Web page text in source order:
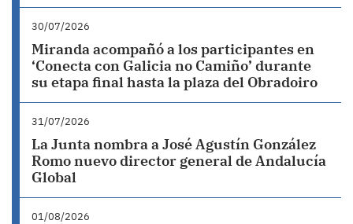
30/07/2026
Miranda acompañó a los participantes en
‘Conecta con Galicia no Camiño’ durante
su etapa final hasta la plaza del Obradoiro
31/07/2026
La Junta nombra a José Agustín González
Romo nuevo director general de Andalucía
Global
01/08/2026